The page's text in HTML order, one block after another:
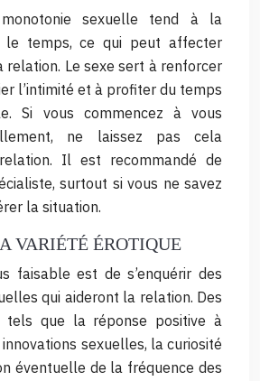
sexuelle tend à la
le temps, ce qui peut affecter
relation. Le sexe sert à renforcer
l’intimité et à profiter du temps
Si vous commencez à vous
ne laissez pas cela
Il est recommandé de
surtout si vous ne savez
la situation.
VARIÉTÉ ÉROTIQUE
faisable est de s’enquérir des
qui aideront la relation. Des
tels que la réponse positive à
sexuelles, la curiosité
éventuelle de la fréquence des